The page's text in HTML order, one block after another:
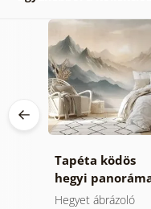
Tapéta ködös
hegyi
Hegyet ábrázoló